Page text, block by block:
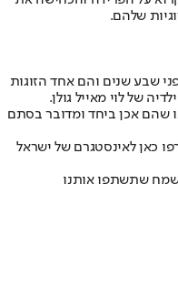
שלהם.
שבע שנים והם אחד הזוגות
של לוי מאייל גולן.
שהם אכן ביחד ומדובר בסתם
כאן לאינסטגרם של ישראל
שתשתפו אותנו